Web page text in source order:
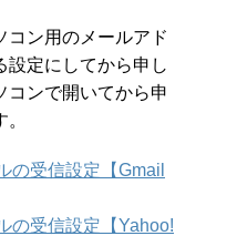
コン用のメールアド
設定にしてから申し
コンで開いてから申
の受信設定【Gmail
の受信設定【Yahoo!